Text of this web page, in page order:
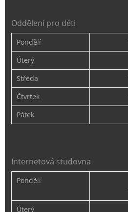
Oddělení pro děti
Pondělí
Úterý
Středa
Čtvrtek
Pátek
Internetová studovna
Pondělí
Úterý